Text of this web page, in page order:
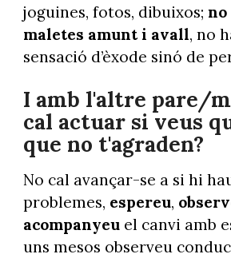
joguines, fotos, dibuixos; no
maletes amunt i avall, no
sensació d’èxode sinó de
I amb l'altre pare/
cal actuar si veus
que no t'agraden?
No cal avançar-se a si hi
problemes, espereu,
acompanyeu el canvi amb
uns mesos observeu